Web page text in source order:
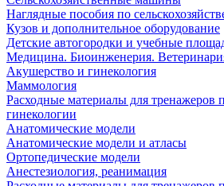
Наглядные пособия по
Кузов и дополнительное оборудование
Детские автогородки и учебные
Медицина. Биоинженерия.
Акушерство и гинекология
Маммология
Расходные материалы для тренажеров
гинекологии
Анатомические модели
Анатомические модели и атласы
Ортопедические модели
Анестезиология, реанимация